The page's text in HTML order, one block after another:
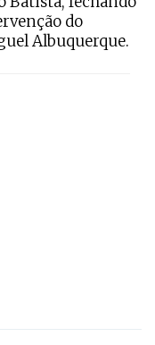
do
Albuquerque.